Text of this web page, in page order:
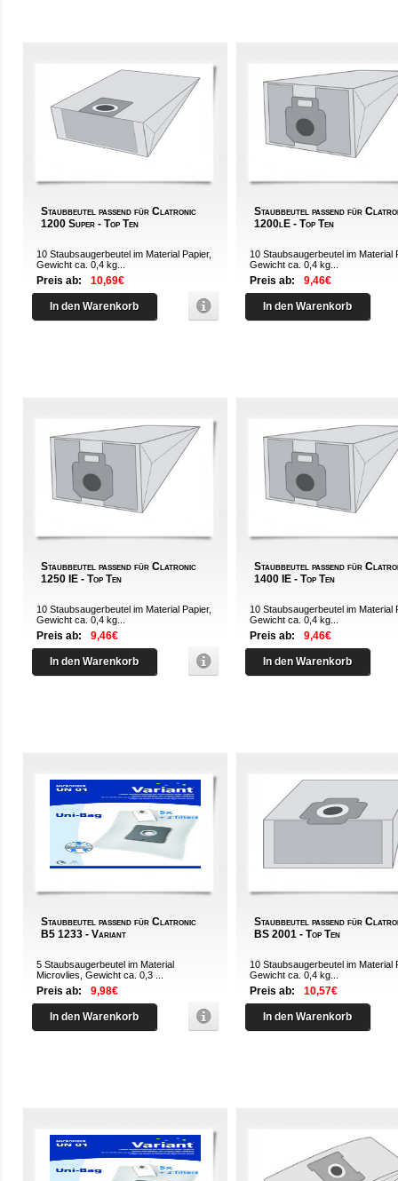
Staubbeutel passend für Clatronic
1200 Super - Top Ten
10 Staubsaugerbeutel im Material Papier,
Gewicht ca. 0,4 kg...
Preis ab: 10,69€
In den Warenkorb
Staubbeutel passend für
1200lE - Top Ten
10 Staubsaugerbeutel im Material
Gewicht ca. 0,4 kg...
Preis ab: 9,46€
In den Warenkorb
Staubbeutel passend für Clatronic
1250 IE - Top Ten
10 Staubsaugerbeutel im Material Papier,
Gewicht ca. 0,4 kg...
Preis ab: 9,46€
In den Warenkorb
Staubbeutel passend für
1400 IE - Top Ten
10 Staubsaugerbeutel im Material
Gewicht ca. 0,4 kg...
Preis ab: 9,46€
In den Warenkorb
Staubbeutel passend für Clatronic
B5 1233 - Variant
5 Staubsaugerbeutel im Material
Microvlies, Gewicht ca. 0,3 ...
Preis ab: 9,98€
In den Warenkorb
Staubbeutel passend für
BS 2001 - Top Ten
10 Staubsaugerbeutel im Material
Gewicht ca. 0,4 kg...
Preis ab: 10,57€
In den Warenkorb